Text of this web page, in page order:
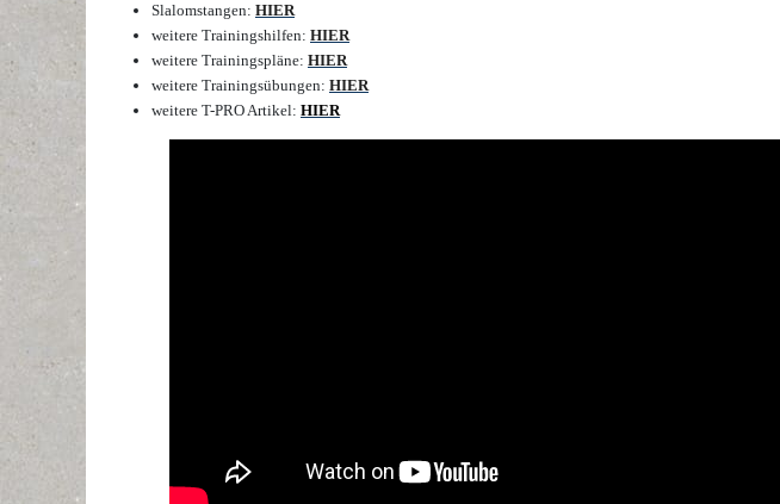
Slalomstangen: HIER
weitere Trainingshilfen: HIER
weitere Trainingspläne: HIER
weitere Trainingsübungen: HIER
weitere T-PRO Artikel: HIER